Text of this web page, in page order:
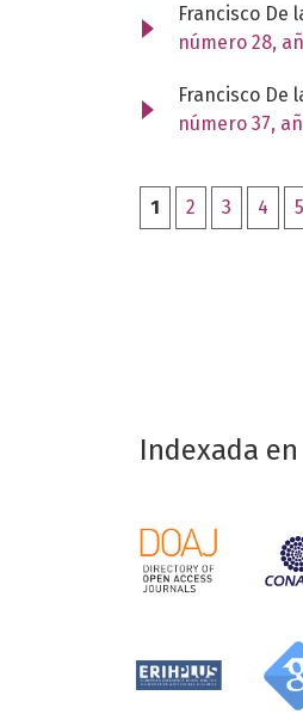
Francisco De
número 28,
Francisco De
número 37,
1 2 3 4 5
Indexada